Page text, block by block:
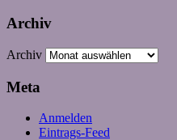
Archiv
Archiv
Meta
Anmelden
Eintrags-Feed